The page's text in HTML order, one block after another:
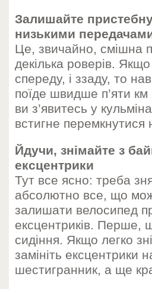
Залишайте
низькими
Це, звичайно, смішна
декілька роверів.
спереду, і ззаду, то
поїде швидше п’яти
ви з’явитесь у
встигне перемкнутися
Йдучи, знімайте з
ексцентрики
Тут все ясно: треба
абсолютно все, що
залишати велосипед
ексцентриків. Перше,
сидіння. Якщо легко
замініть ексцентрики
шестигранник, а ще